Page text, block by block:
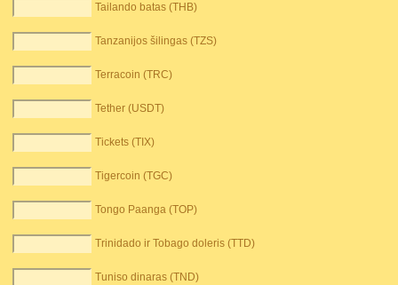
Tailando batas (THB)
Tanzanijos šilingas (TZS)
Terracoin (TRC)
Tether (USDT)
Tickets (TIX)
Tigercoin (TGC)
Tongo Paanga (TOP)
Trinidado ir Tobago doleris (TTD)
Tuniso dinaras (TND)